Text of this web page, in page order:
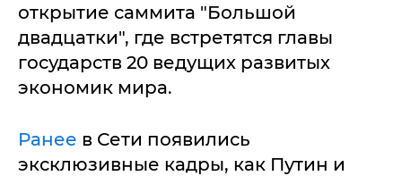
открытие саммита "Большой
двадцатки", где встретятся главы
государств 20 ведущих развитых
экономик мира.
Ранее в Сети появились
эксклюзивные кадры, как Путин и